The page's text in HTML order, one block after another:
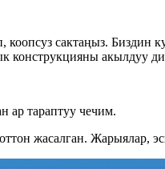
сактаңыз. Биздин
акылдуу
ар тараптуу чечим.
жасалган. Жарыялар,